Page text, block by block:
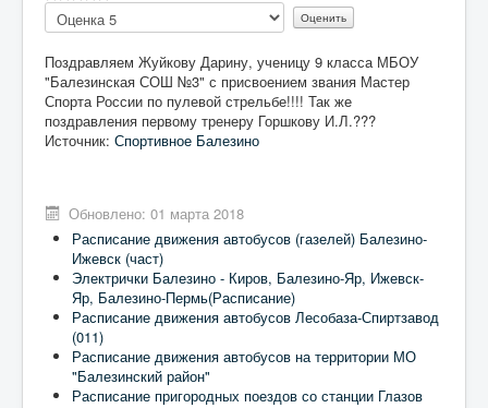
Пожалуйста,
оцените
Поздравляем Жуйкову Дарину, ученицу 9 класса МБОУ
"Балезинская СОШ №3" с присвоением звания Мастер
Спорта России по пулевой стрельбе!!!! Так же
поздравления первому тренеру Горшкову И.Л.???
Источник: Спортивное Балезино
Обновлено: 01 марта 2018
Расписание движения автобусов (газелей) Балезино-
Ижевск (част)
Электрички Балезино - Киров, Балезино-Яр, Ижевск-
Яр, Балезино-Пермь(Расписание)
Расписание движения автобусов Лесобаза-Спиртзавод
(011)
Расписание движения автобусов на территории МО
"Балезинский район"
Расписание пригородных поездов со станции Глазов